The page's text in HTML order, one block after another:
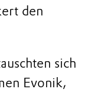
den
sich
Evonik,